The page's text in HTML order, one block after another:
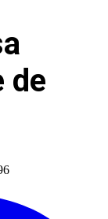
de